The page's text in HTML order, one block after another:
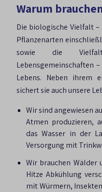
Warum
Die biologische Vielfalt
Pflanzenarten
sowie die
Lebensgemeinschaften
Lebens. Neben ihrem
sichert sie auch unsere
Wir sind angewiesen
Atmen produzieren,
das Wasser in der
Versorgung mit
Wir brauchen Wälder
Hitze Abkühlung
mit Würmern,